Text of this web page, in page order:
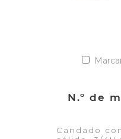
N.º de
Candado